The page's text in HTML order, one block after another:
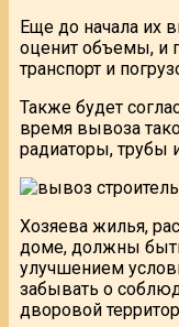
Еще до начала их
оценит объемы, и
транспорт и
Также будет
время вывоза
радиаторы, трубы
Хозяева жилья,
доме, должны
улучшением
забывать о
дворовой